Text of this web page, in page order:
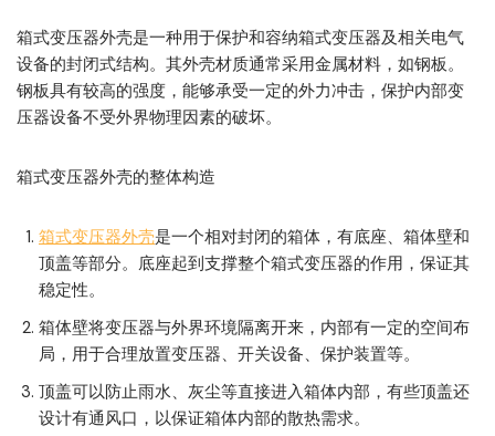
箱式变压器外壳是一种用于保护和容纳箱式变压器及相关电气
设备的封闭式结构。其外壳材质通常采用金属材料，如钢板。
钢板具有较高的强度，能够承受一定的外力冲击，保护内部变
压器设备不受外界物理因素的破坏。
箱式变压器外壳的整体构造
箱式变压器外壳是一个相对封闭的箱体，有底座、箱体壁和
顶盖等部分。底座起到支撑整个箱式变压器的作用，保证其
稳定性。
箱体壁将变压器与外界环境隔离开来，内部有一定的空间布
局，用于合理放置变压器、开关设备、保护装置等。
顶盖可以防止雨水、灰尘等直接进入箱体内部，有些顶盖还
设计有通风口，以保证箱体内部的散热需求。